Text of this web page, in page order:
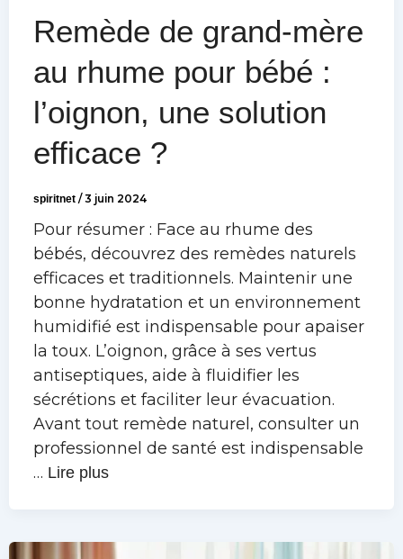
Remède de grand-mère
au rhume pour bébé :
l’oignon, une solution
efficace ?
spiritnet / 3 juin 2024
Pour résumer : Face au rhume des
bébés, découvrez des remèdes naturels
efficaces et traditionnels. Maintenir une
bonne hydratation et un environnement
humidifié est indispensable pour apaiser
la toux. L’oignon, grâce à ses vertus
antiseptiques, aide à fluidifier les
sécrétions et faciliter leur évacuation.
Avant tout remède naturel, consulter un
professionnel de santé est indispensable
… Lire plus